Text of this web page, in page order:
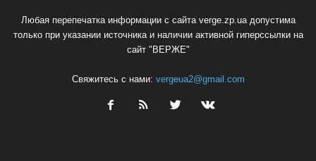
Любая перепечатка информации с сайта verge.zp.ua допустима
только при указании источника и наличии активной гиперссылки на
сайт "ВЕРЖЕ"
Свяжитесь с нами: vergeua2@gmail.com